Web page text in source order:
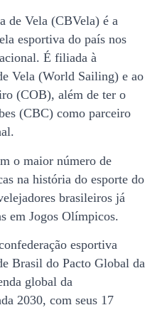
de Vela (CBVela) é a
esportiva do país nos
É filiada à
Vela (World Sailing) e ao
(COB), além de ter o
(CBC) como parceiro
o maior número de
na história do esporte do
brasileiros já
em Jogos Olímpicos.
esportiva
Brasil do Pacto Global da
global da
2030, com seus 17